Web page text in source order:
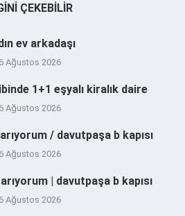
ÇEKEBILIR
ev arkadaşı
6 Ağustos 2026
1+1 eşyalı kiralık daire
6 Ağustos 2026
/ davutpaşa b kapısı
6 Ağustos 2026
| davutpaşa b kapısı
6 Ağustos 2026